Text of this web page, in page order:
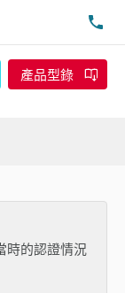
產品型錄
時的認證情況